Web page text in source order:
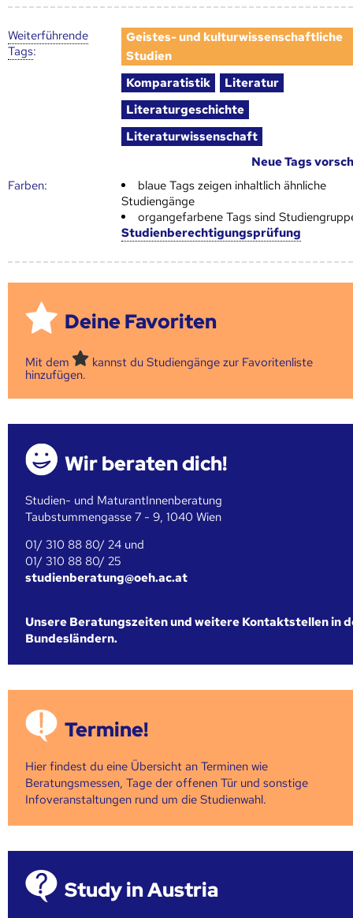
Weiter­führende
Tags:
Geistes- und kulturwissenschaftliche
Studien
Komparatistik
Literatur
Literaturgeschichte
Literaturwissenschaft
Neue Tags
Farben:
blaue Tags zeigen inhaltlich ähnliche
Studiengänge
organgefarbene Tags sind
Studienberechtigungsprüfung
Deine Favoriten
Mit dem
kannst du Studiengänge zur Favoritenliste
hinzufügen.
Wir beraten dich!
Studien- und MaturantInnenberatung
Taubstummengasse 7 - 9, 1040 Wien
01/ 310 88 80/ 24 und
01/ 310 88 80/ 25
studienberatung@oeh.ac.at
Unsere Beratungszeiten und weitere Kontaktstellen in
Bundesländern.
Termine!
Hier findest du eine Übersicht an Terminen wie
Beratungsmessen, Tage der offenen Tür und sonstige
Infoveranstaltungen rund um die Studienwahl.
Study in Austria